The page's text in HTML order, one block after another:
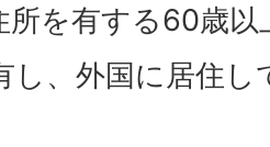
所を有する60歳
し、外国に居住